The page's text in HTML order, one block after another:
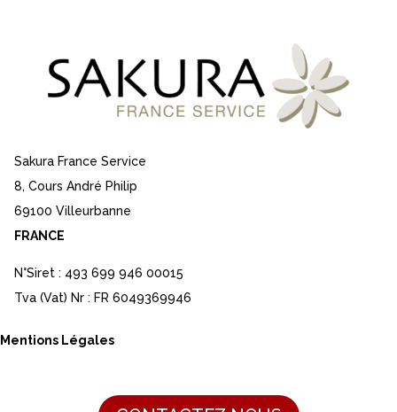
Sakura France Service
8, Cours André Philip
69100 Villeurbanne
FRANCE
N°Siret : 493 699 946 00015
Tva (Vat) Nr : FR 6049369946
Mentions Légales